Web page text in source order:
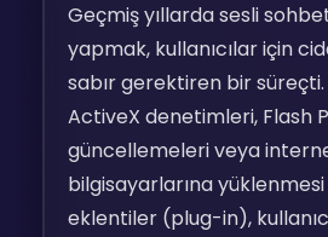
Geçmiş yıllarda sesli
yapmak, kullanıcılar için
sabır gerektiren bir süreçti.
ActiveX denetimleri, Flash
güncellemeleri veya
bilgisayarlarına
eklentiler (plug-in),